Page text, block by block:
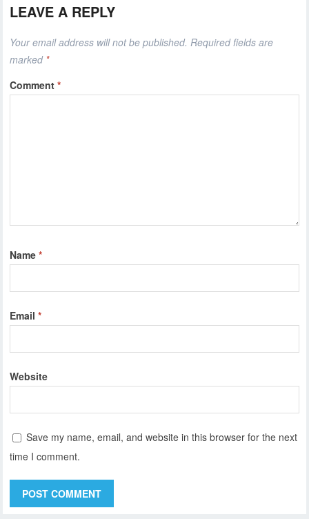
LEAVE A REPLY
Your email address will not be published. Required fields are
marked *
Comment*
Name*
Email*
Website
Save my name, email, and website in this browser for the next
time I comment.